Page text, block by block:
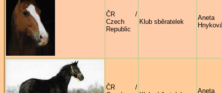
ČR /
Czech
Republic
Klub sběratelek
Aneta
ČR /
Aneta